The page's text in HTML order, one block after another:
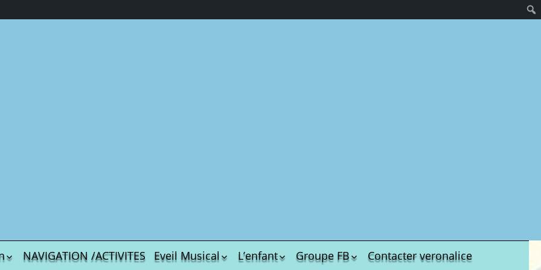
NAVIGATION /ACTIVITES
Eveil Musical
L’enfant
Groupe FB
Contacter veronalice